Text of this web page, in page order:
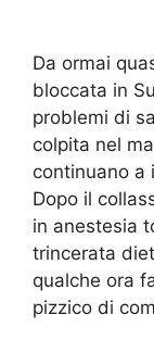
Da ormai
bloccata in
problemi di
colpita nel
continuano a
Dopo il
in anestesia
trincerata
qualche ora
pizzico di